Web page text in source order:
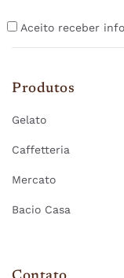
Aceito receber
Produtos
Gelato
Caffetteria
Mercato
Bacio Casa